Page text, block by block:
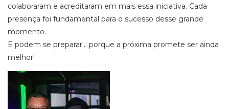
colaboraram e acreditaram em mais essa iniciativa. Cada
presença foi fundamental para o sucesso desse grande
momento.
E podem se preparar… porque a próxima promete ser ainda
melhor!